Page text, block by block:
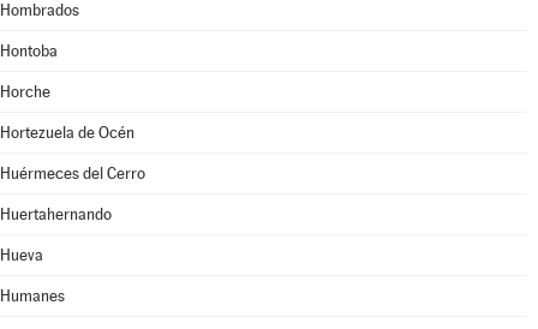
Hombrados
Hontoba
Horche
Hortezuela de Océn
Huérmeces del Cerro
Huertahernando
Hueva
Humanes